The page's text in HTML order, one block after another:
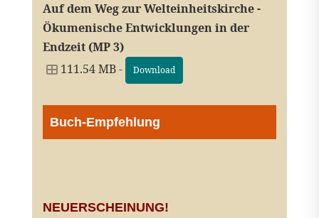
Auf dem Weg zur Welteinheitskirche -
Ökumenische Entwicklungen in der
Endzeit (MP 3)
111.54 MB -
Download
Buch-Empfehlung
NEUERSCHEINUNG!